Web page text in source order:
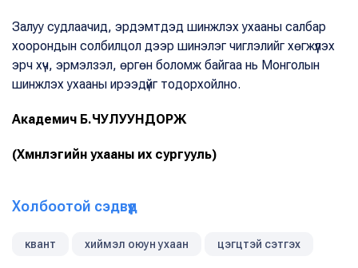
Залуу судлаачид, эрдэмтдэд шинжлэх ухааны салбар
хоорондын солбилцол дээр шинэлэг чиглэлийг хөгжүүлэх
эрч хүч, эрмэлзэл, өргөн боломж байгаа нь Монголын
шинжлэх ухааны ирээдүйг тодорхойлно.
Академич Б.ЧУЛУУНДОРЖ
(Хүмүүнлэгийн ухааны их сургууль)
Холбоотой сэдвүүд
квант хиймэл оюун ухаан цэгцтэй сэтгэх